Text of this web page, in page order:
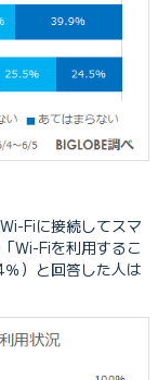
Fiに接続してスマ
Wi-Fiを利用するこ
）と回答した人は